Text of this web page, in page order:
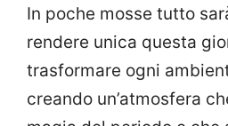
In poche mosse tutto
rendere unica questa
trasformare ogni
creando un’atmosfera